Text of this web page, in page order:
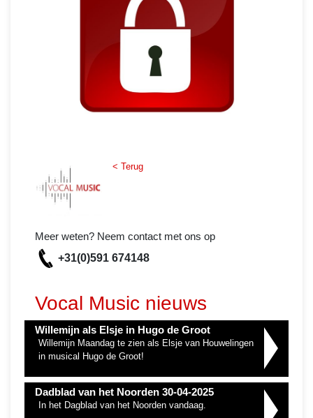
< Terug
Meer weten? Neem contact met ons op
+31(0)591 674148
Vocal Music nieuws
Willemijn als Elsje in Hugo de Groot
Willemijn Maandag te zien als Elsje van Houwelingen
in musical Hugo de Groot!
Dadblad van het Noorden 30-04-2025
In het Dagblad van het Noorden vandaag.